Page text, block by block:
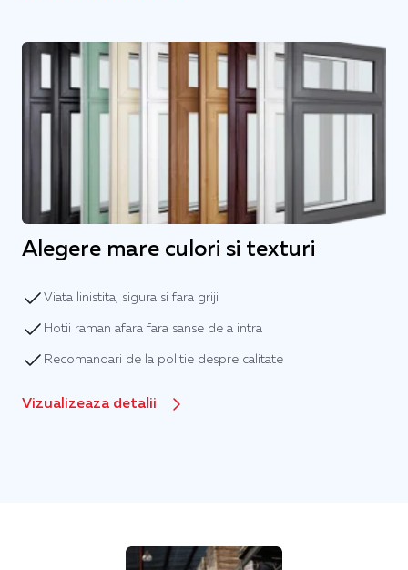
Alegere mare culori si texturi
Viata linistita, sigura si fara griji
Hotii raman afara fara sanse de a intra
Recomandari de la politie despre calitate
Vizualizeaza detalii